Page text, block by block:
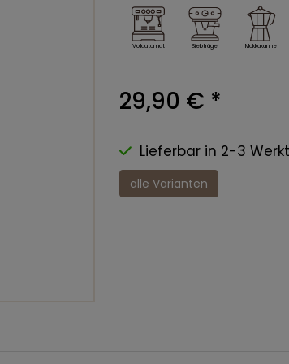
Vollautomat Siebträger Mokkakanne
29,90 € *
Lieferbar in 2-3
alle Varianten